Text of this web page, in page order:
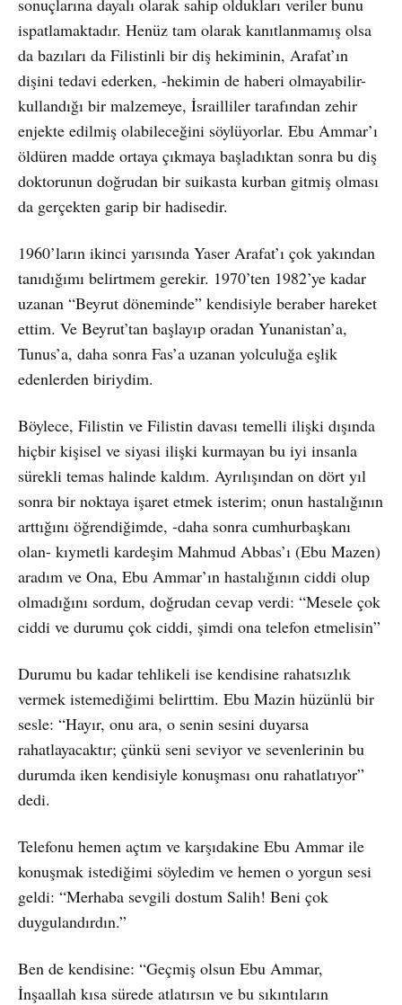
ispatlamaktadır. Henüz tam olarak kanıtlanmamış olsa
da bazıları da Filistinli bir diş hekiminin, Arafat’ın
dişini tedavi ederken, -hekimin de haberi olmayabilir-
kullandığı bir malzemeye, İsrailliler tarafından zehir
enjekte edilmiş olabileceğini söylüyorlar. Ebu Ammar’ı
öldüren madde ortaya çıkmaya başladıktan sonra bu diş
doktorunun doğrudan bir suikasta kurban gitmiş olması
da gerçekten garip bir hadisedir.
1960’ların ikinci yarısında Yaser Arafat’ı çok yakından
tanıdığımı belirtmem gerekir. 1970’ten 1982’ye kadar
uzanan “Beyrut döneminde” kendisiyle beraber hareket
ettim. Ve Beyrut’tan başlayıp oradan Yunanistan’a,
Tunus’a, daha sonra Fas’a uzanan yolculuğa eşlik
edenlerden biriydim.
Böylece, Filistin ve Filistin davası temelli ilişki dışında
hiçbir kişisel ve siyasi ilişki kurmayan bu iyi insanla
sürekli temas halinde kaldım. Ayrılışından on dört yıl
sonra bir noktaya işaret etmek isterim; onun hastalığının
arttığını öğrendiğimde, -daha sonra cumhurbaşkanı
olan- kıymetli kardeşim Mahmud Abbas’ı (Ebu Mazen)
aradım ve Ona, Ebu Ammar’ın hastalığının ciddi olup
olmadığını sordum, doğrudan cevap verdi: “Mesele çok
ciddi ve durumu çok ciddi, şimdi ona telefon etmelisin”
Durumu bu kadar tehlikeli ise kendisine rahatsızlık
vermek istemediğimi belirttim. Ebu Mazin hüzünlü bir
sesle: “Hayır, onu ara, o senin sesini duyarsa
rahatlayacaktır; çünkü seni seviyor ve sevenlerinin bu
durumda iken kendisiyle konuşması onu rahatlatıyor”
dedi.
Telefonu hemen açtım ve karşıdakine Ebu Ammar ile
konuşmak istediğimi söyledim ve hemen o yorgun sesi
geldi: “Merhaba sevgili dostum Salih! Beni çok
duygulandırdın.”
Ben de kendisine: “Geçmiş olsun Ebu Ammar,
İnşaallah kısa sürede atlatırsın ve bu sıkıntıların